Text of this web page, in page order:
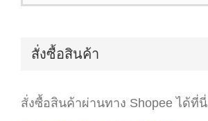
สั่งซื้อสินค้า
สั่งซื้อสินค้าผ่านทาง Shopee ได้ที่นี่